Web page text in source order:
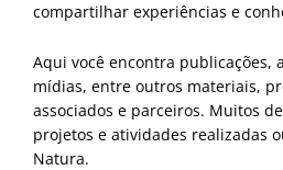
compartilhar experiências e
Aqui você encontra publicações,
mídias, entre outros materiais,
associados e parceiros. Muitos
projetos e atividades realizadas
Natura.